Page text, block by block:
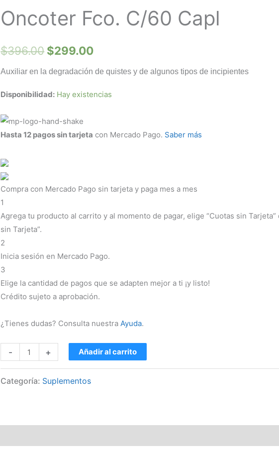
Oncoter Fco. C/60 Capl
$396.00
precio
era:
$396.00.
$299.00
precio
$299.00.
Auxiliar en la degradación de quistes y de algunos tipos de incipientes
Disponibilidad: Hay existencias
Hasta 12 pagos sin tarjeta con Mercado Pago. Saber más
Compra con Mercado Pago sin tarjeta y paga mes a mes
1
Agrega tu producto al carrito y al momento de pagar, elige “Cuotas sin Tarjeta”
sin Tarjeta”.
2
Inicia sesión en Mercado Pago.
3
Elige la cantidad de pagos que se adapten mejor a ti ¡y listo!
Crédito sujeto a aprobación.
¿Tienes dudas? Consulta nuestraAyuda.
-
C/60
cantidad
+ Añadir al carrito
Categoría: Suplementos